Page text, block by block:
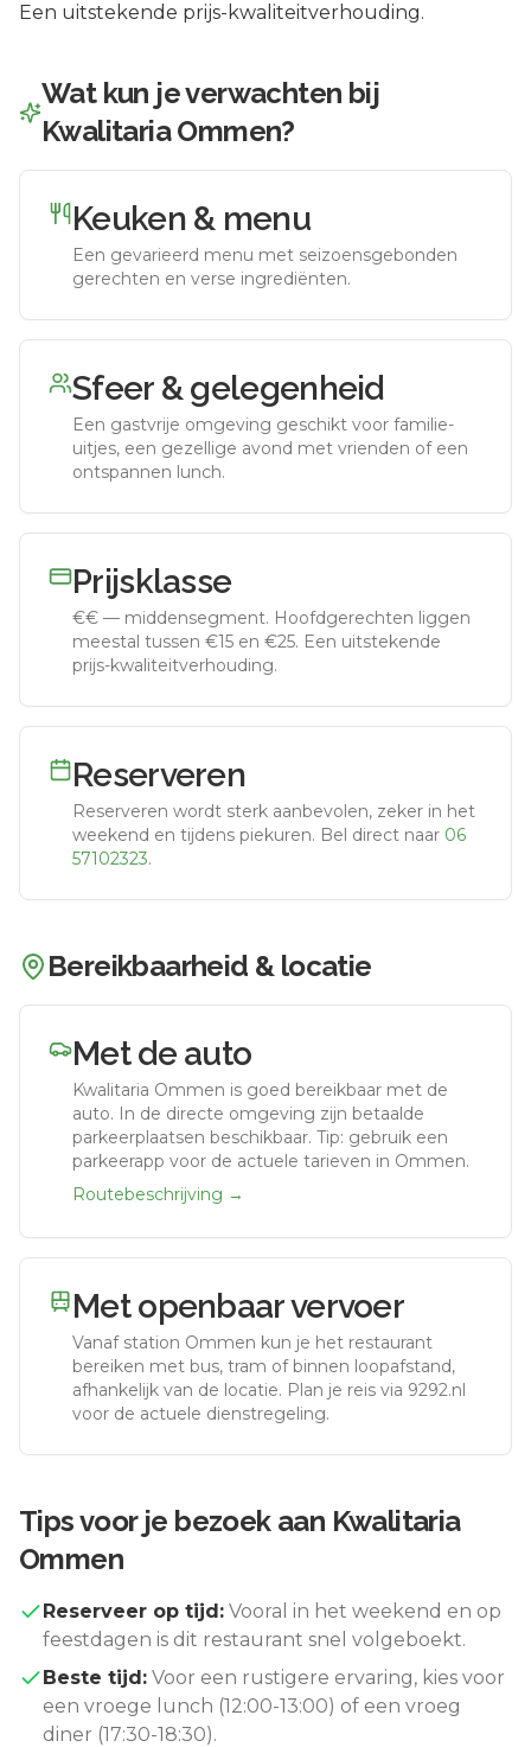
Een uitstekende prijs-kwaliteitverhouding.
Wat kun je verwachten bij
Kwalitaria Ommen?
Keuken & menu
Een gevarieerd menu met seizoensgebonden
gerechten en verse ingrediënten.
Sfeer & gelegenheid
Een gastvrije omgeving geschikt voor familie-
uitjes, een gezellige avond met vrienden of een
ontspannen lunch.
Prijsklasse
€€ — middensegment. Hoofdgerechten liggen
meestal tussen €15 en €25. Een uitstekende
prijs-kwaliteitverhouding.
Reserveren
Reserveren wordt sterk aanbevolen, zeker in het
weekend en tijdens piekuren. Bel direct naar 06
57102323.
Bereikbaarheid & locatie
Met de auto
Kwalitaria Ommen is goed bereikbaar met de
auto. In de directe omgeving zijn betaalde
parkeerplaatsen beschikbaar. Tip: gebruik een
parkeerapp voor de actuele tarieven in Ommen.
Routebeschrijving →
Met openbaar vervoer
Vanaf station Ommen kun je het restaurant
bereiken met bus, tram of binnen loopafstand,
afhankelijk van de locatie. Plan je reis via 9292.nl
voor de actuele dienstregeling.
Tips voor je bezoek aan Kwalitaria
Ommen
Reserveer op tijd: Vooral in het weekend en op
feestdagen is dit restaurant snel volgeboekt.
Beste tijd: Voor een rustigere ervaring, kies voor
een vroege lunch (12:00-13:00) of een vroeg
diner (17:30-18:30).